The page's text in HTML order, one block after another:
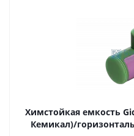
Химстойкая емкость
Кемикал)/